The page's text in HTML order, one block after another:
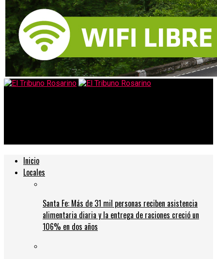
Inicio
Locales
Santa Fe: Más de 31 mil personas reciben asistencia
alimentaria diaria y la entrega de raciones creció un
106% en dos años